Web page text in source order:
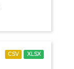
CSV XLSX